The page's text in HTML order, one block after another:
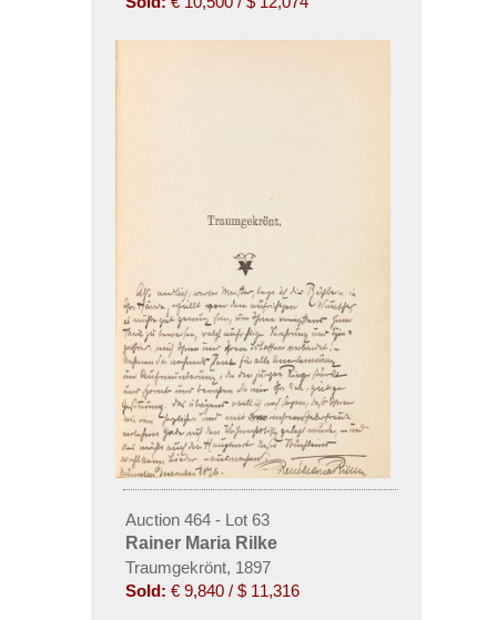
Auction 464 - Lot 63
Rainer Maria Rilke
Traumgekrönt, 1897
Sold: € 9,840 / $ 11,316